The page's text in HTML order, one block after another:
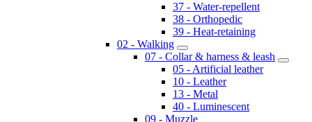
37 - Water-repellent
38 - Orthopedic
39 - Heat-retaining
02 - Walking
07 - Collar & harness & leash
05 - Artificial leather
10 - Leather
13 - Metal
40 - Luminescent
09 - Muzzle